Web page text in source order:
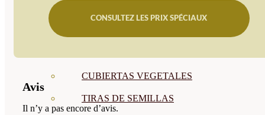
CUBIERTAS VEGETALES
TIRAS DE SEMILLAS
CONSULTEZ LES PRIX SPÉCIAUX
Avis
Il n’y a pas encore d’avis.